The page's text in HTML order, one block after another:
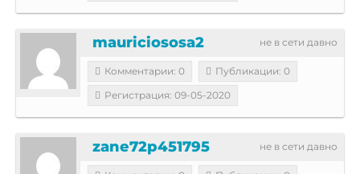
не в сети давно
mauriciososa2
Комментарии: 0
Публикации: 0
Регистрация: 09-05-2020
не в сети давно
zane72p451795